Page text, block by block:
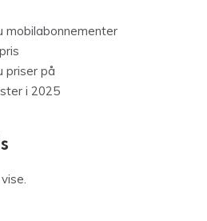
mobilabonnementer
priser på
i 2025